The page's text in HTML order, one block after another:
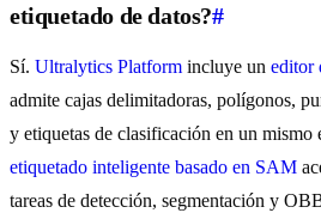
etiquetado de datos?#
Sí. Ultralytics Platform incluye un editor
admite cajas delimitadoras, polígonos,
y etiquetas de clasificación en un mismo
etiquetado inteligente basado en SAM
tareas de detección, segmentación y